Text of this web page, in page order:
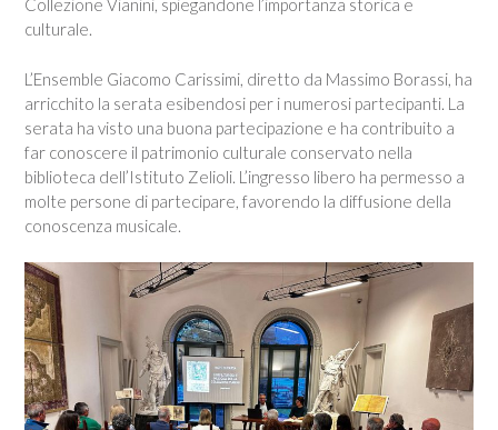
Collezione Vianini, spiegandone l’importanza storica e
culturale.
L’Ensemble Giacomo Carissimi, diretto da Massimo Borassi, ha
arricchito la serata esibendosi per i numerosi partecipanti. La
serata ha visto una buona partecipazione e ha contribuito a
far conoscere il patrimonio culturale conservato nella
biblioteca dell’Istituto Zelioli. L’ingresso libero ha permesso a
molte persone di partecipare, favorendo la diffusione della
conoscenza musicale.